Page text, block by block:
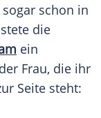
sogar schon in
die
ein
Frau, die ihr
Seite steht: